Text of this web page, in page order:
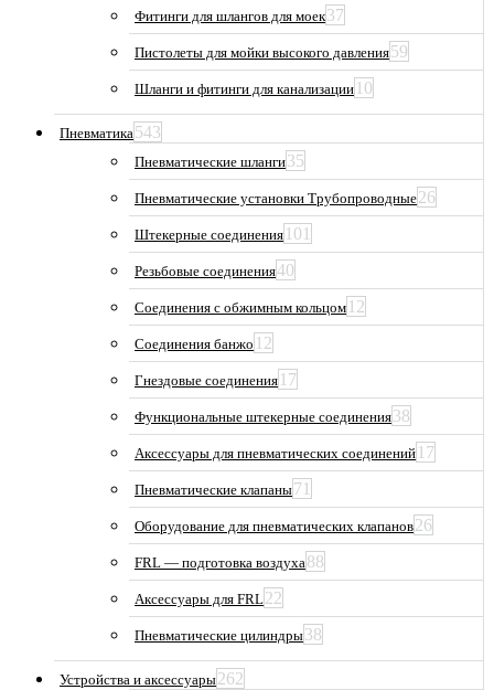
Фитинги для шлангов для моек37
Пистолеты для мойки высокого давления59
Шланги и фитинги для канализации 10
Пневматика543
Пневматические шланги35
Пневматические установки Трубопроводные26
Штекерные соединения 101
Резьбовые соединения40
Соединения с обжимным кольцом 12
Соединения банжо 12
Гнездовые соединения 17
Функциональные штекерные соединения38
Аксессуары для пневматических соединений 17
Пневматические клапаны71
Оборудование для пневматических клапанов26
FRL — подготовка воздуха88
Аксессуары для FRL22
Пневматические цилиндры38
Устройства и аксессуары262